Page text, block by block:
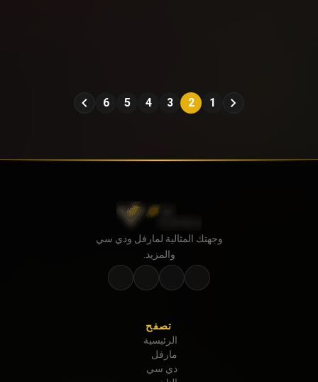
1
2
3
4
5
6
وجهتك المثالية لمارفل ودي سي
والمزيد.
تصفح
الرئيسية
مارفل
دي سي